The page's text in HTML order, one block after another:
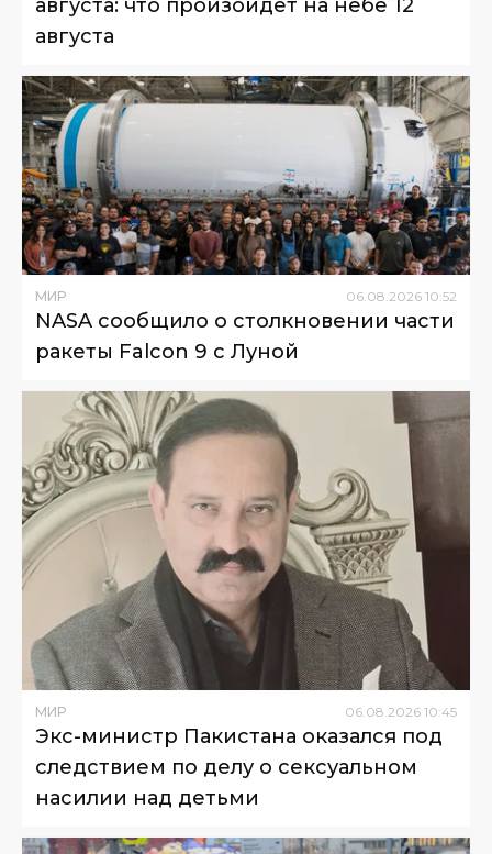
августа: что произойдет на небе 12
августа
МИР 06 08 2026 10:52
NASA сообщило о столкновении части
ракеты Falcon 9 с Луной
МИР 06.08.2026 10:45
Экс-министр Пакистана оказался под
следствием по делу о сексуальном
насилии над детьми